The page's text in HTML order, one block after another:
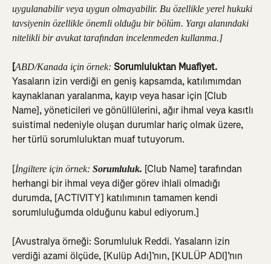
uygulanabilir veya uygun olmayabilir. Bu özellikle yerel hukuki
tavsiyenin özellikle önemli olduğu bir bölüm. Yargı alanındaki
nitelikli bir avukat tarafından incelenmeden kullanma.]
[ABD/Kanada için örnek: Sorumluluktan Muafiyet.
Yasaların izin verdiği en geniş kapsamda, katılımımdan
kaynaklanan yaralanma, kayıp veya hasar için [Club
Name], yöneticileri ve gönüllülerini, ağır ihmal veya kasıtlı
suistimal nedeniyle oluşan durumlar hariç olmak üzere,
her türlü sorumluluktan muaf tutuyorum.
[İngiltere için örnek: Sorumluluk. [Club Name] tarafından
herhangi bir ihmal veya diğer görev ihlali olmadığı
durumda, [ACTIVITY] katılımının tamamen kendi
sorumluluğumda olduğunu kabul ediyorum.]
[Avustralya örneği: Sorumluluk Reddi. Yasaların izin
verdiği azami ölçüde, [Kulüp Adı]’nın, [KULÜP ADI]’nın